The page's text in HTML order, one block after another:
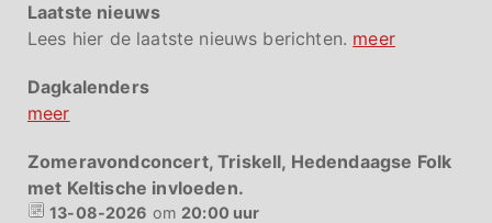
Laatste nieuws
Lees hier de laatste nieuws berichten. meer
Dagkalenders
meer
Zomeravondconcert, Triskell, Hedendaagse Folk
met Keltische invloeden.
13-08-2026 om 20:00 uur